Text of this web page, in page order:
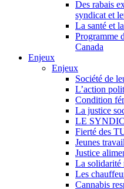
Des rabais
syndicat et
La santé et
Programme
Canada
Enjeux
Enjeux
Société de
L’action
Condition
La justice
LE
Fierté des
Jeunes
Justice
La solidarité
Les
Cannabis